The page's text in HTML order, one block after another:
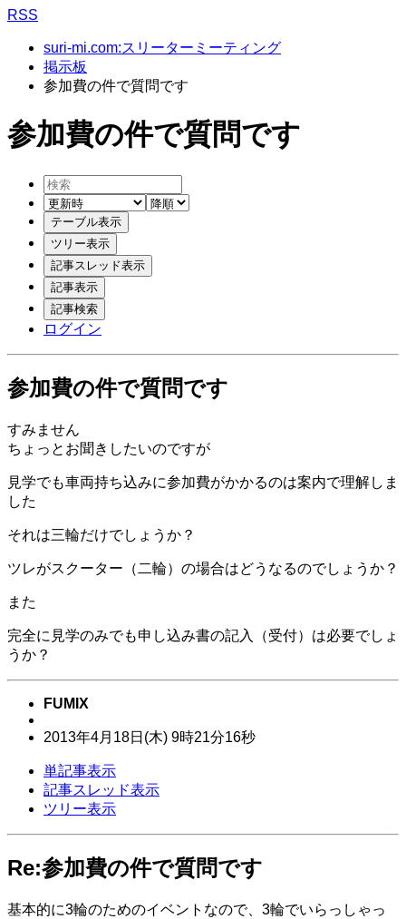
RSS
suri-mi.com:スリーターミーティング
掲示板
参加費の件で質問です
参加費の件で質問です
ログイン
参加費の件で質問です
すみません
ちょっとお聞きしたいのですが
見学でも車両持ち込みに参加費がかかるのは案内で理解しま
した
それは三輪だけでしょうか？
ツレがスクーター（二輪）の場合はどうなるのでしょうか？
また
完全に見学のみでも申し込み書の記入（受付）は必要でしょ
うか？
FUMIX
2013年4月 18日 (木) 9時21分16秒
単記事表示
記事スレッド表示
ツリー表示
Re:参加費の件で質問です
基本的に3輪のためのイベントなので、3輪でいらっしゃっ